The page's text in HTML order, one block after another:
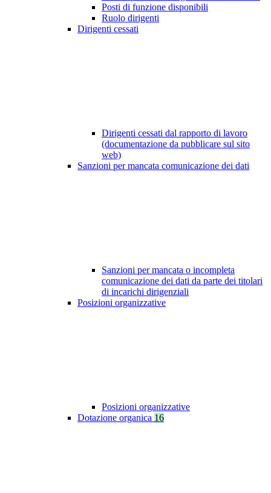
Posti di funzione disponibili
Ruolo dirigenti
Dirigenti cessati
Dirigenti cessati dal rapporto di lavoro
(documentazione da pubblicare sul sito
web)
Sanzioni per mancata comunicazione dei dati
Sanzioni per mancata o incompleta
comunicazione dei dati da parte dei titolari
di incarichi dirigenziali
Posizioni organizzative
Posizioni organizzative
Dotazione organica 16